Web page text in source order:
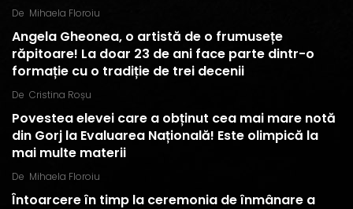
De Mihaela Floroiu
Angela Gheonea, o artistă de o frumusețe
răpitoare! La doar 23 de ani face parte dintr-o
formație cu o tradiție de trei decenii
De Cristina Roșu
Povestea elevei care a obținut cea mai mare notă
din Gorj la Evaluarea Națională! Este olimpică la
mai multe materii
De Mihaela Floroiu
Întoarcere în timp la ceremonia de înmânare a